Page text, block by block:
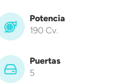
Potencia
190 Cv.
Puertas
5